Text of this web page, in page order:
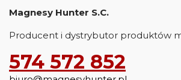
Magnesy Hunter S.C.
Producent i dystrybutor produktów
574 572 852